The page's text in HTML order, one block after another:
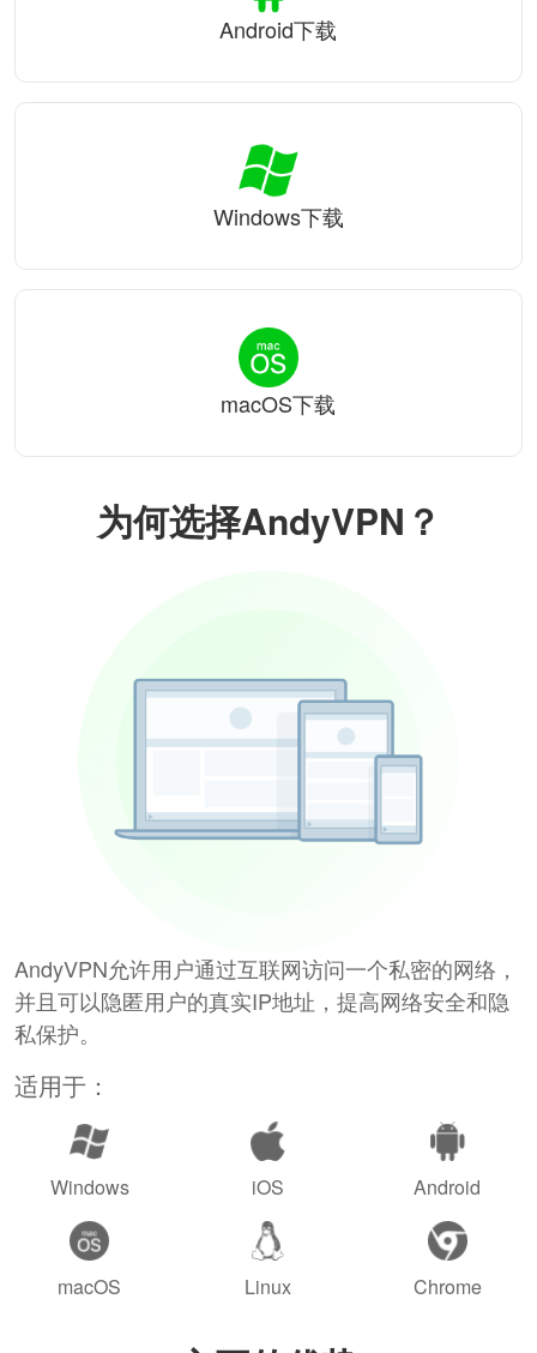
为何选择AndyVPN？
AndyVPN允许用户通过互联网访问一个私密的网络，
并且可以隐匿用户的真实IP地址，提高网络安全和隐
私保护。
适用于：
Windows iOS Android
macOS Linux Chrome
Android下载
Windows下载
macOS下载